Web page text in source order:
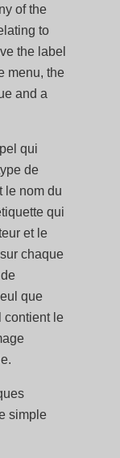
of the
to
the label
menu, the
and a
qui
de
le nom du
qui
et le
chaque
que
contient le
simple